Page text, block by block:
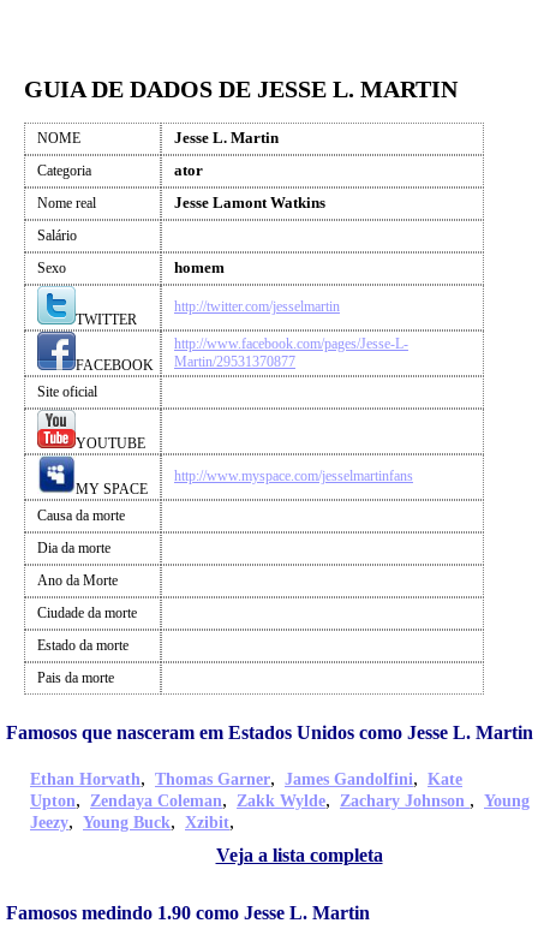
GUIA DE DADOS DE JESSE L. MARTIN
NOME Jesse L. Martin
Categoria ator
Nome real Jesse Lamont Watkins
Salário
Sexo
homem
TWITTER
http://twitter.com/jesselmartin
FACEBOOK
http://www.facebook.com/pages/Jesse-L-
Martin/29531370877
Site oficial
YOUTUBE
MY SPACE
http://www.myspace.com/jesselmartinfans
Causa da morte
Dia da morte
Ano da Morte
Ciudade da morte
Estado da morte
Pais da morte
Famosos que nasceram em Estados Unidos como Jesse L. Martin
Ethan Horvath, Thomas Garner, James Gandolfini, Kate
Upton, Zendaya Coleman, Zakk Wylde, Zachary Johnson , Young
Jeezy, Young Buck, Xzibit,
Veja a lista completa
Famosos medindo 1.90 como Jesse L. Martin